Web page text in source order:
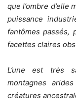
que l’ombre d’elle
puissance
fantômes
facettes claires
L’une est très
montagnes
créatures